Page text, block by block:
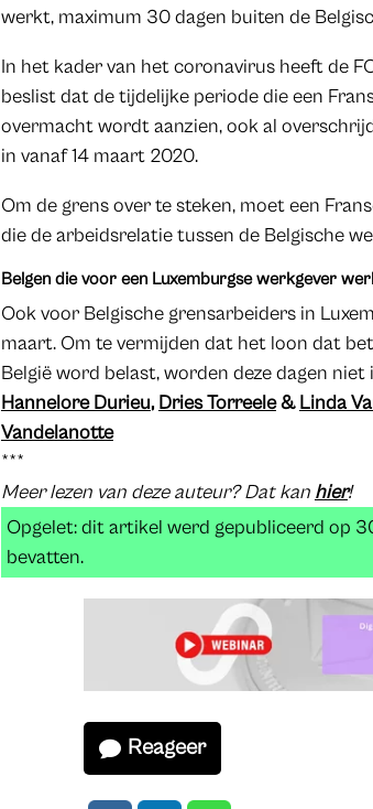
werkt, maximum 30 dagen buiten de
In het kader van het coronavirus heeft de
beslist dat de tijdelijke periode die een
overmacht wordt aanzien, ook al
in vanaf 14 maart 2020.
Om de grens over te steken, moet een
die de arbeidsrelatie tussen de Belgische
Belgen die voor een Luxemburgse werkgever
Ook voor Belgische grensarbeiders in
maart. Om te vermijden dat het loon dat
België word belast, worden deze dagen
Hannelore Durieu, Dries Torreele&Linda
Vandelanotte
***
Meer lezen van deze auteur? Dat kan hier!
Opgelet: dit artikel werd gepubliceerd op
bevatten.
Reageer